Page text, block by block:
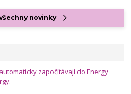
novinky
započítávají do Energy